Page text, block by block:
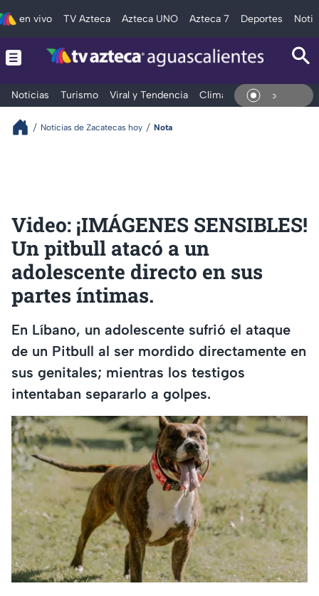
en vivo TV Azteca Azteca UNO Azteca 7 Deportes
Noticias Turismo Viral y Tendencia Clima Deportes En
Noticias de Zacatecas hoy Nota
Video: ¡IMÁGENES SENSIBLES!
Un pitbull atacó a un
adolescente directo en sus
partes íntimas.
En Líbano, un adolescente sufrió el ataque
de un Pitbull al ser mordido directamente en
sus genitales; mientras los testigos
intentaban separarlo a golpes.